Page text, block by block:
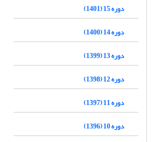
دوره 15 (1401)
دوره 14 (1400)
دوره 13 (1399)
دوره 12 (1398)
دوره 11 (1397)
دوره 10 (1396)